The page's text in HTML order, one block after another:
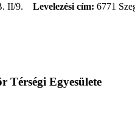
II/9. Levelezési cím: 6771
Térségi Egyesülete